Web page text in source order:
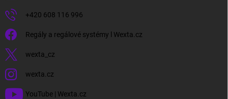
+420 608 116 996
Regály a regálové systémy l Wexta.cz
wexta_cz
wexta.cz
YouTube | Wexta.cz